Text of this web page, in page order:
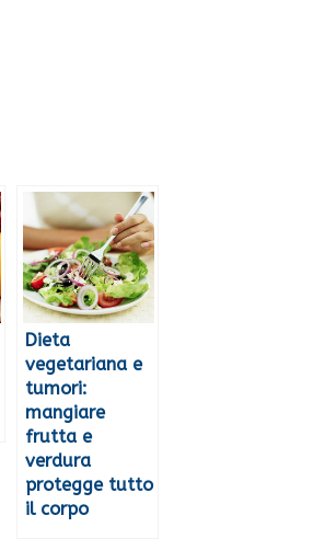
Dieta
vegetariana e
tumori:
mangiare
frutta e
verdura
protegge tutto
il corpo